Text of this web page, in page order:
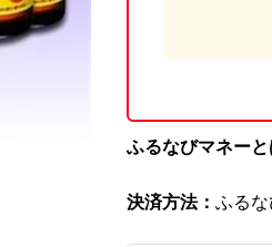
ふるなびマネーと
決済方法： ふる